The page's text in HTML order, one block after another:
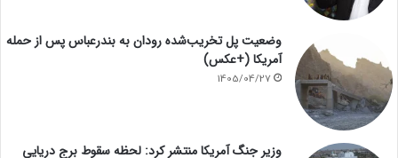
وضعیت پل تخریب‌شده رودان به بندرعباس پس از حمله
آمریکا (+عکس)
1405/04/27
وزیر جنگ آمریکا منتشر کرد: لحظه سقوط برج دریایی